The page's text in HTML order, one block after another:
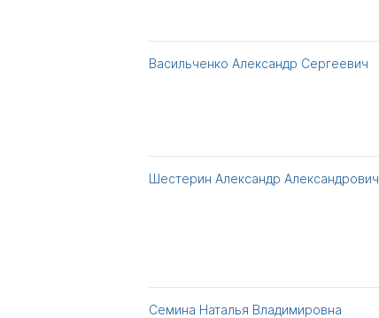
Васильченко Александр Сергеевич
Шестерин Александр Александрович
Семина Наталья Владимировна